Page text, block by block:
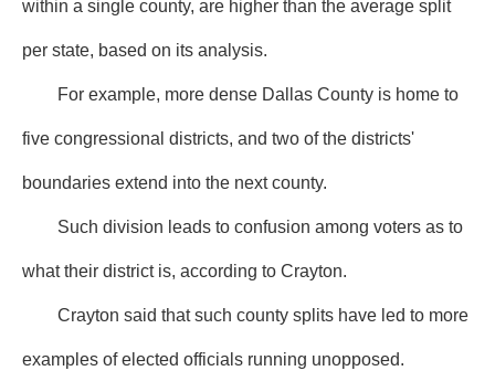
within a single county, are higher than the average split
per state, based on its analysis.
For example, more dense Dallas County is home to
five congressional districts, and two of the districts'
boundaries extend into the next county.
Such division leads to confusion among voters as to
what their district is, according to Crayton.
Crayton said that such county splits have led to more
examples of elected officials running unopposed.